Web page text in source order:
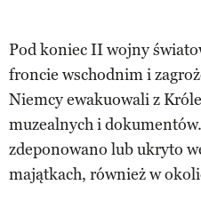
Pod koniec II wojny
froncie wschodnim i
Niemcy ewakuowali z
muzealnych i
zdeponowano lub ukryto
majątkach, również w